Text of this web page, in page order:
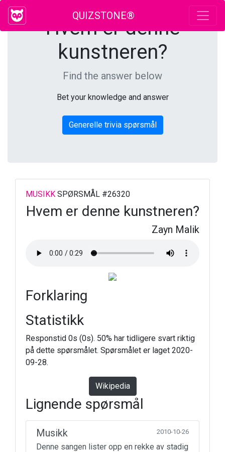
QUIZSTONE®
Hvem er denne
kunstneren?
Find the answer below
Bet your knowledge and answer
Generelle trivia spørsmål
MUSIKK SPØRSMÅL #26320
Hvem er denne kunstneren?
Zayn Malik
Forklaring
Statistikk
Responstid 0s (0s). 50% har tidligere svart riktig
på dette spørsmålet. Spørsmålet er laget 2020-
09-28.
Wikipedia
Lignende spørsmål
Musikk 2010-10-26
Denne sangen lister opp en rekke av stadig